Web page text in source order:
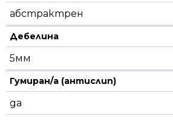
абстрактрен
Дебелина
5мм
Гумиран/а (антислип)
да